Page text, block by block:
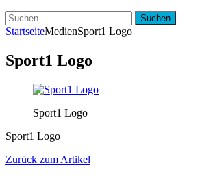
Suchen
nach:
StartseiteMedienSport1 Logo
Sport1 Logo
Sport1 Logo
Sport1 Logo
Zurück zum Artikel